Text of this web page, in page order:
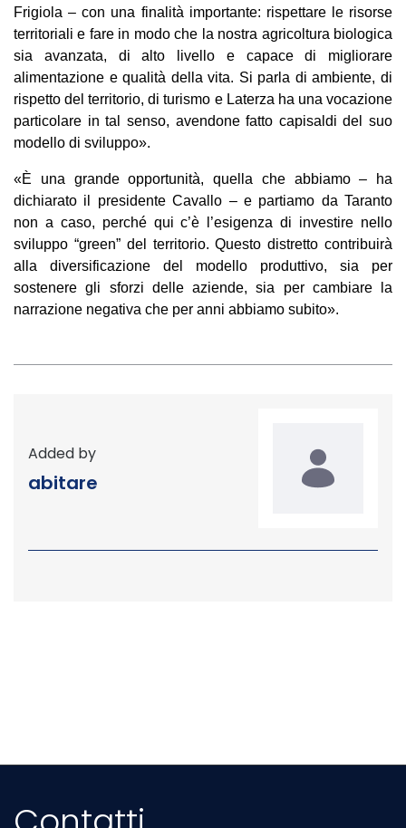
Frigiola – con una finalità importante: rispettare le risorse
territoriali e fare in modo che la nostra agricoltura biologica
sia avanzata, di alto livello e capace di migliorare
alimentazione e qualità della vita. Si parla di ambiente, di
rispetto del territorio, di turismo e Laterza ha una vocazione
particolare in tal senso, avendone fatto capisaldi del suo
modello di sviluppo».
«È una grande opportunità, quella che abbiamo – ha
dichiarato il presidente Cavallo – e partiamo da Taranto
non a caso, perché qui c’è l’esigenza di investire nello
sviluppo “green” del territorio. Questo distretto contribuirà
alla diversificazione del modello produttivo, sia per
sostenere gli sforzi delle aziende, sia per cambiare la
narrazione negativa che per anni abbiamo subito».
Added by
abitare